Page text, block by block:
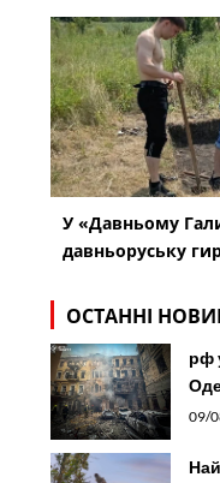
У «Давньому
давньоруську
ОСТАННІ
рф
09/